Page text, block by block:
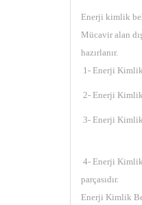
Enerji kimlik
Mücavir alan
hazırlanır.
1- Enerji
2- Enerji
3- Enerji
4- Enerji
parçasıdır.
Enerji Kimlik